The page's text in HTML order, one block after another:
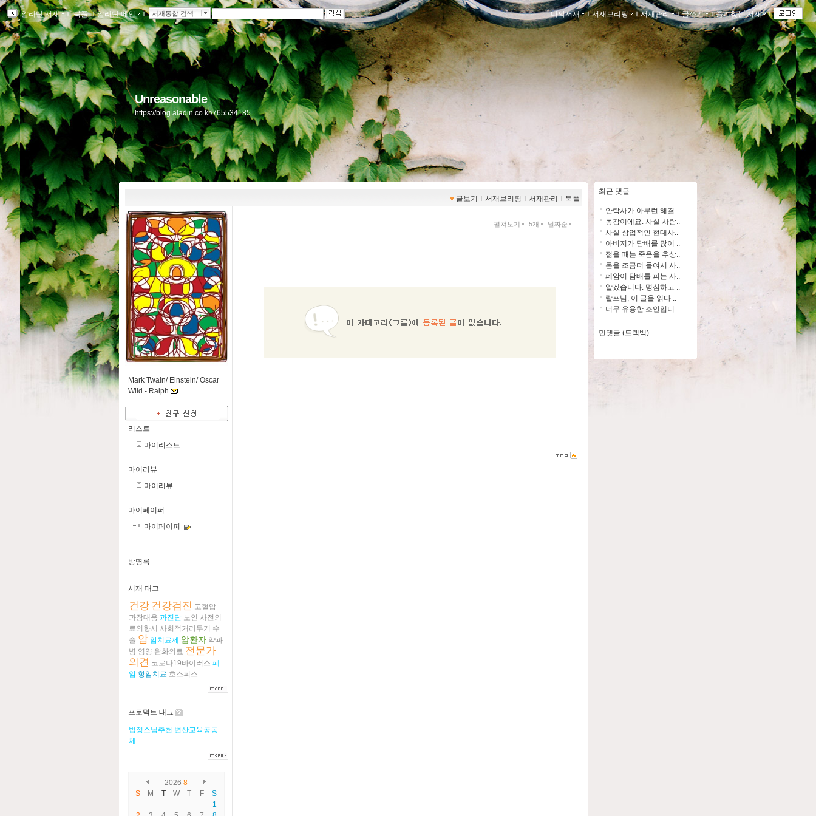
알라딘 서재 ｌ북플ｌ알라딘 메인 ｌ 서재통합 검색 나의서재 ｌ서재브리핑 ｌ서재관리 ｌ글쓰기 ｌ즐겨찾는 서재 ｌ
Unreasonable
https://blog.aladin.co.kr/765534185
글보기 ｌ 서재브리핑 ｌ 서재관리 ｌ 북플
Mark Twain/ Einstein/ Oscar
Wild - Ralph
리스트
마이리스트
마이리뷰
마이리뷰
마이페이퍼
마이페이퍼
방명록
서재 태그
건강 건강검진 고혈압
과장대응 과진단 노인 사전의
료의향서 사회적거리두기
수
술 암 암치료제 암환자 약과
병 영양 완화의료 전문가
의견 코로나19바이러스 폐
암 항암치료 호스피스
프로덕트 태그
법정스님추천 변산교육공동
체
2026 8
S
M T W T F
S
1
펼쳐보기 5개 날짜순
최근 댓글
안락사가 아무런 해결..
동감이에요. 사실 사람..
사실 상업적인 현대사..
아버지가 담배를 많이 ..
젊을 때는 죽음을 추상..
돈을 조금더 들여서 사..
폐암이 담배를 피는 사..
알겠습니다. 명심하고 ..
랄프님, 이 글을 읽다 ..
너무 유용한 조언입니..
먼댓글 (트랙백)